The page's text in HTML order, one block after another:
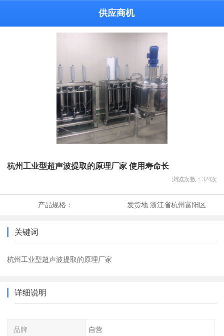
供应商机
杭州工业型超声波提取的原理厂家 使用寿命长
浏览次数： 324次
产品规格： 发货地:浙江省杭州富阳区
关键词
杭州工业型超声波提取的原理厂家
详细说明
品牌 自营